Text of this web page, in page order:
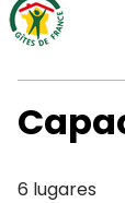
6 lugares